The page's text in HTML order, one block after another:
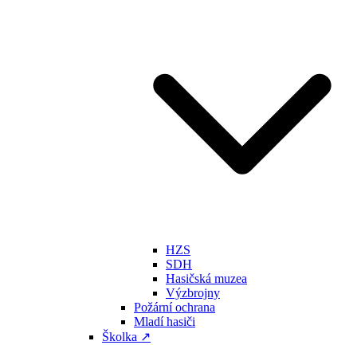
HZS
SDH
Hasičská muzea
Výzbrojny
Požární ochrana
Mladí hasiči
Školka ↗